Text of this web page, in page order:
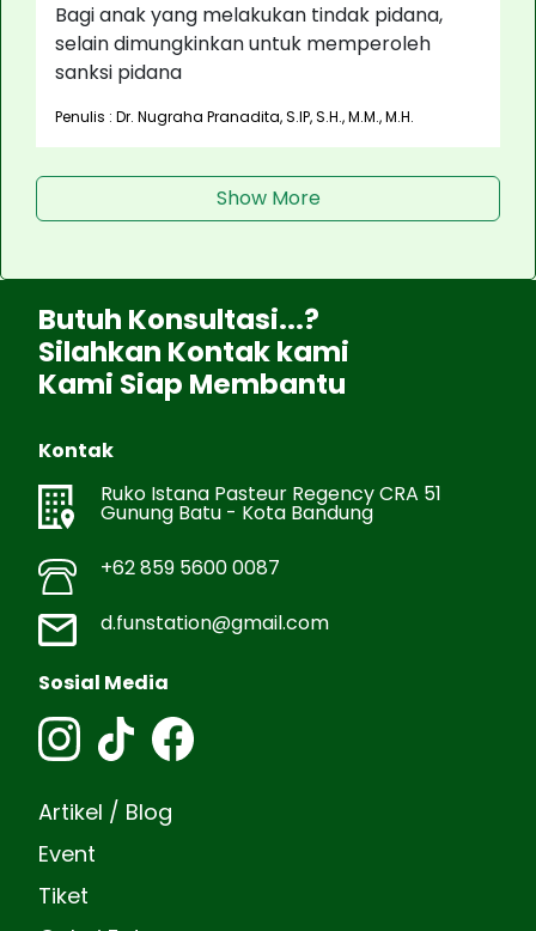
Bagi anak yang melakukan tindak pidana,
selain dimungkinkan untuk memperoleh
sanksi pidana
Penulis : Dr. Nugraha Pranadita, S.IP, S.H., M.M., M.H.
Show More
Butuh Konsultasi...?
Silahkan Kontak kami
Kami Siap Membantu
Kontak
Ruko Istana Pasteur Regency CRA 51
Gunung Batu - Kota Bandung
+62 859 5600 0087
d.funstation@gmail.com
Sosial Media
Artikel / Blog
Event
Tiket